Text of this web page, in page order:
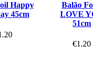
Happy
45cm
Balão
LOVE
51cm
€1.20